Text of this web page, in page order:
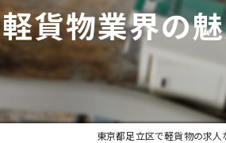
ド
未
経
高
貨物業界の
東京都足立区で軽貨物の求人